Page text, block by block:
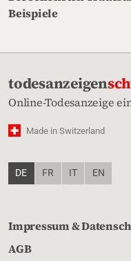
Beispiele
todesanzeigen
Online-Todesanzeige
Made in Switzerland
DE FR IT EN
Impressum &
AGB